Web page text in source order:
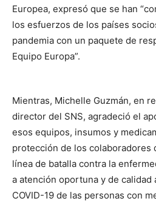
Europea, expresó que se han
los esfuerzos de los países
pandemia con un paquete de
Equipo Europa”.
Mientras, Michelle Guzmán, en
director del SNS, agradeció el
esos equipos, insumos y
protección de los colaboradores
línea de batalla contra la
a atención oportuna y de calidad
COVID-19 de las personas con